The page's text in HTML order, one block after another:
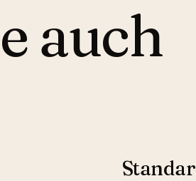
auch